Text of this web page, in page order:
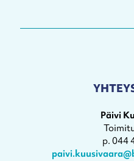
Päivi
p. 044